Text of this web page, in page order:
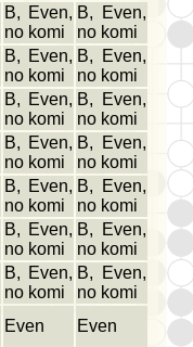
B, Even,
no komi
B, Even,
no komi
B, Even,
no komi
B, Even,
no komi
B, Even,
no komi
B, Even,
no komi
B, Even,
no komi
B, Even,
no komi
B, Even,
no komi
B, Even,
no komi
B, Even,
no komi
B, Even,
no komi
B, Even,
no komi
B, Even,
no komi
Even
Even